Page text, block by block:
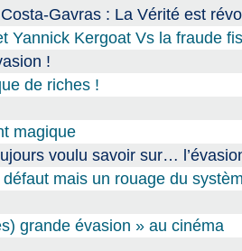
Gavras : La Vérité est
Yannick Kergoat Vs la fraude
!
de riches !
magique
voulu savoir sur…
mais un rouage du
grande évasion » au cinéma